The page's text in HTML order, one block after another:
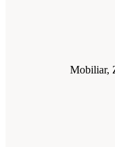
Mobiliar,